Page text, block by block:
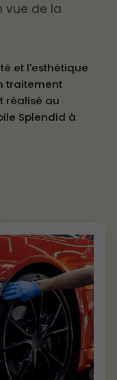
vue de la
et l'esthétique
traitement
réalisé au
Splendid à